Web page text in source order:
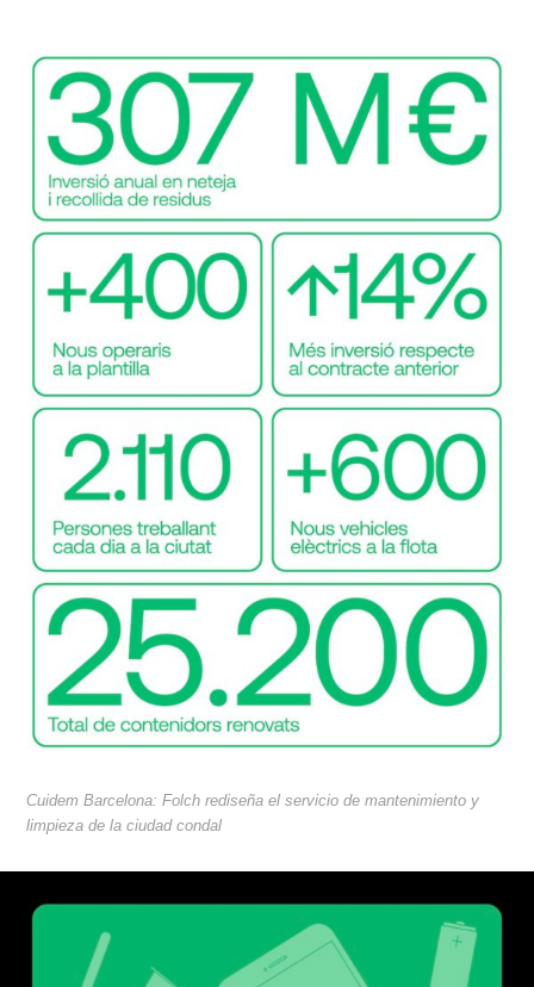
Cuidem Barcelona: Folch rediseña el servicio de mantenimiento y
limpieza de la ciudad condal